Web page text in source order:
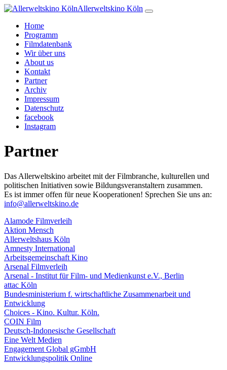
Allerweltskino Köln
Home
Programm
Filmdatenbank
Wir über uns
About us
Kontakt
Partner
Archiv
Impressum
Datenschutz
facebook
Instagram
Partner
Das Allerweltskino arbeitet mit der Filmbranche, kulturellen und
politischen Initiativen sowie Bildungsveranstaltern zusammen.
Es ist immer offen für neue Kooperationen! Sprechen Sie uns an:
info@allerweltskino.de
Alamode Filmverleih
Aktion Mensch
Allerweltshaus Köln
Amnesty International
Arbeitsgemeinschaft Kino
Arsenal Filmverleih
Arsenal - Institut für Film- und Medienkunst e.V., Berlin
attac Köln
Bundesministerium f. wirtschaftliche Zusammenarbeit und
Entwicklung
Choices - Kino. Kultur. Köln.
COIN Film
Deutsch-Indonesische Gesellschaft
Eine Welt Medien
Engagement Global gGmbH
Entwicklungspolitik Online